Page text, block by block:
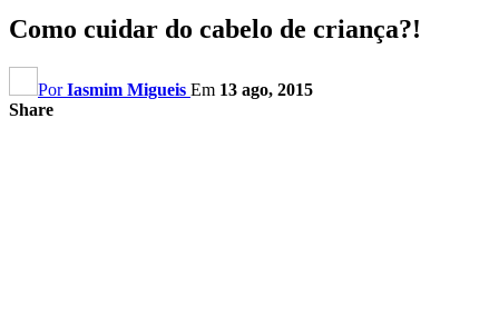
Como cuidar do cabelo de criança?!
PorIasmim Migueis Em 13 ago, 2015
Share